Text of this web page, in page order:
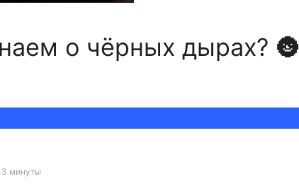
о чёрных дырах? 🌚
3 минуты